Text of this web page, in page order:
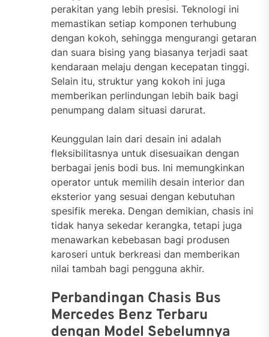
perakitan yang lebih presisi. Teknologi ini
memastikan setiap komponen terhubung
dengan kokoh, sehingga mengurangi getaran
dan suara bising yang biasanya terjadi saat
kendaraan melaju dengan kecepatan tinggi.
Selain itu, struktur yang kokoh ini juga
memberikan perlindungan lebih baik bagi
penumpang dalam situasi darurat.
Keunggulan lain dari desain ini adalah
fleksibilitasnya untuk disesuaikan dengan
berbagai jenis bodi bus. Ini memungkinkan
operator untuk memilih desain interior dan
eksterior yang sesuai dengan kebutuhan
spesifik mereka. Dengan demikian, chasis ini
tidak hanya sekedar kerangka, tetapi juga
menawarkan kebebasan bagi produsen
karoseri untuk berkreasi dan memberikan
nilai tambah bagi pengguna akhir.
Perbandingan Chasis Bus
Mercedes Benz Terbaru
dengan Model Sebelumnya